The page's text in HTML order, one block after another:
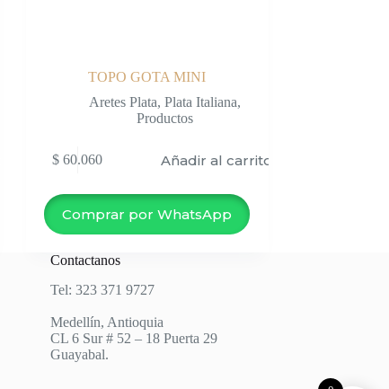
TOPO GOTA MINI
Aretes Plata,Plata Italiana,
Productos
$ 60.060 Añadir al carrito
Comprar por WhatsApp
Contactanos
Tel: 323 371 9727
Medellín, Antioquia
CL 6 Sur # 52 – 18 Puerta 29
Guayabal.